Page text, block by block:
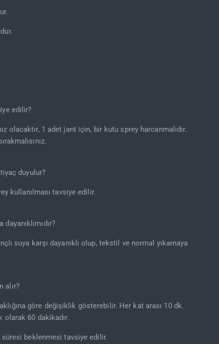
edilir?
olacaktır, 1 adet jant için, bir kutu sprey harcanmalıdır.
duyulur?
kullanılması tavsiye edilir.
suya karşı dayanıklı olup, tekstil ve normal yıkamaya
alır?
göre değişiklik gösterebilir. Her kat arası 10 dk.
olarak 60 dakikadır.
süresi beklenmesi tavsiye edilir.